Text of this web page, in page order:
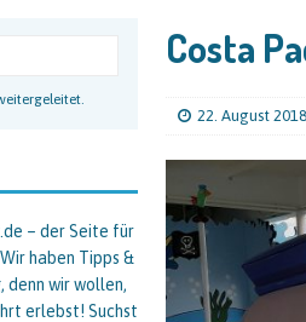
Costa Pacifica, Tag 12: Kiel LIVE &
Costa
22. August 2018
– der Seite für
haben Tipps &
denn wir wollen,
erlebst! Suchst